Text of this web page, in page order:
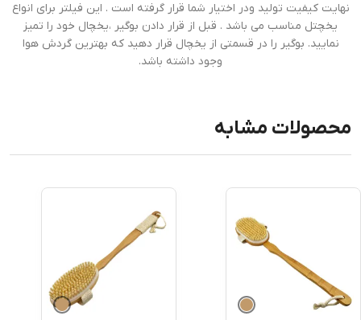
نهایت کیفیت تولید ودر اختیار شما قرار گرفته است . این فیلتر برای انواع
یخچتل مناسب می باشد . قبل از قرار دادن بوگیر ،یخچال خود را تمیز
نمایید. بوگیر را در قسمتی از یخچال قرار دهید که بهترین گردش هوا
وجود داشته باشد.
محصولات مشابه